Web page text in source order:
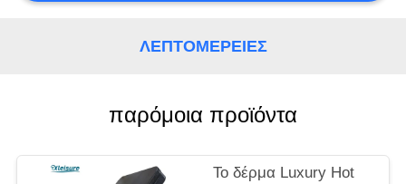
ΛΕΠΤΟΜΈΡΕΙΕΣ
παρόμοια προϊόντα
Το δέρμα Luxury Hot